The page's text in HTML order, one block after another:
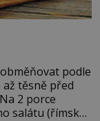
podle
těsně před
2 porce
salátu (římský